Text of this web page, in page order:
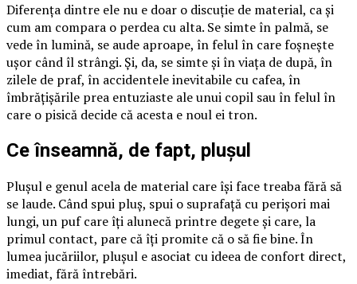
Diferența dintre ele nu e doar o discuție de material, ca și
cum am compara o perdea cu alta. Se simte în palmă, se
vede în lumină, se aude aproape, în felul în care foșnește
ușor când îl strângi. Și, da, se simte și în viața de după, în
zilele de praf, în accidentele inevitabile cu cafea, în
îmbrățișările prea entuziaste ale unui copil sau în felul în
care o pisică decide că acesta e noul ei tron.
Ce înseamnă, de fapt, plușul
Plușul e genul acela de material care își face treaba fără să
se laude. Când spui pluș, spui o suprafață cu perișori mai
lungi, un puf care îți alunecă printre degete și care, la
primul contact, pare că îți promite că o să fie bine. În
lumea jucăriilor, plușul e asociat cu ideea de confort direct,
imediat, fără întrebări.